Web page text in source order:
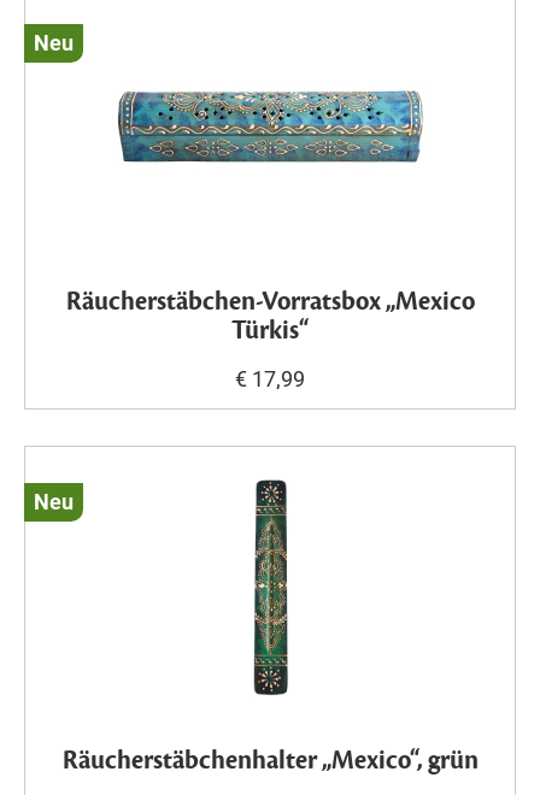
Neu
Räucherstäbchen-Vorratsbox „Mexico
Türkis“
€ 17,99
Neu
Räucherstäbchenhalter „Mexico“, grün